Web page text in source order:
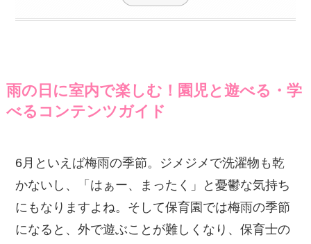
雨の日に室内で楽しむ！園児と遊べる・学
べるコンテンツガイド
6月といえば梅雨の季節。ジメジメで洗濯物も乾
かないし、「はぁー、まったく」と憂鬱な気持ち
にもなりますよね。そして保育園では梅雨の季節
になると、外で遊ぶことが難しくなり、保育士の